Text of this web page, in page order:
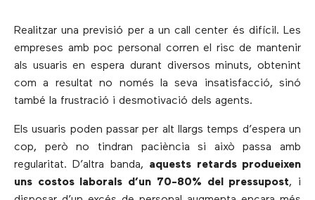
Realitzar una previsió per a un call center és difícil. Les
empreses amb poc personal corren el risc de mantenir
als usuaris en espera durant diversos minuts, obtenint
com a resultat no només la seva insatisfacció, sinó
també la frustració i desmotivació dels agents.
Els usuaris poden passar per alt llargs temps d’espera un
cop, però no tindran paciència si això passa amb
regularitat. D’altra banda, aquests retards produeixen
uns costos laborals d’un 70-80% del pressupost, i